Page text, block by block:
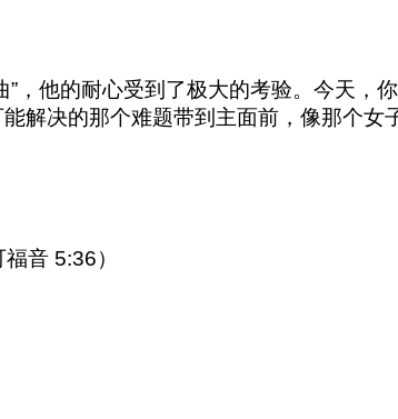
他的耐心受到了极大的考验。今天，
解决的那个难题带到主面前，像那个女
音 5:36）